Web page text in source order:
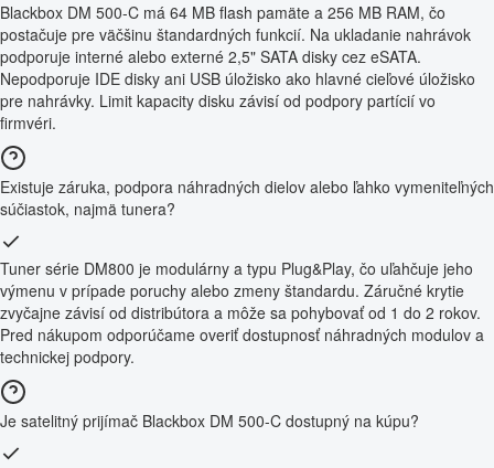
Blackbox DM 500-C má 64 MB flash pamäte a 256 MB RAM, čo
postačuje pre väčšinu štandardných funkcií. Na ukladanie nahrávok
podporuje interné alebo externé 2,5" SATA disky cez eSATA.
Nepodporuje IDE disky ani USB úložisko ako hlavné cieľové úložisko
pre nahrávky. Limit kapacity disku závisí od podpory partícií vo
firmvéri.
Existuje záruka, podpora náhradných dielov alebo ľahko vymeniteľných
súčiastok, najmä tunera?
Tuner série DM800 je modulárny a typu Plug&Play, čo uľahčuje jeho
výmenu v prípade poruchy alebo zmeny štandardu. Záručné krytie
zvyčajne závisí od distribútora a môže sa pohybovať od 1 do 2 rokov.
Pred nákupom odporúčame overiť dostupnosť náhradných modulov a
technickej podpory.
Je satelitný prijímač Blackbox DM 500-C dostupný na kúpu?